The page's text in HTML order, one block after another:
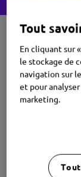
Edenred
centralise vos
Tout
En cliquant sur
le stockage de
navigation sur
et pour
marketing.